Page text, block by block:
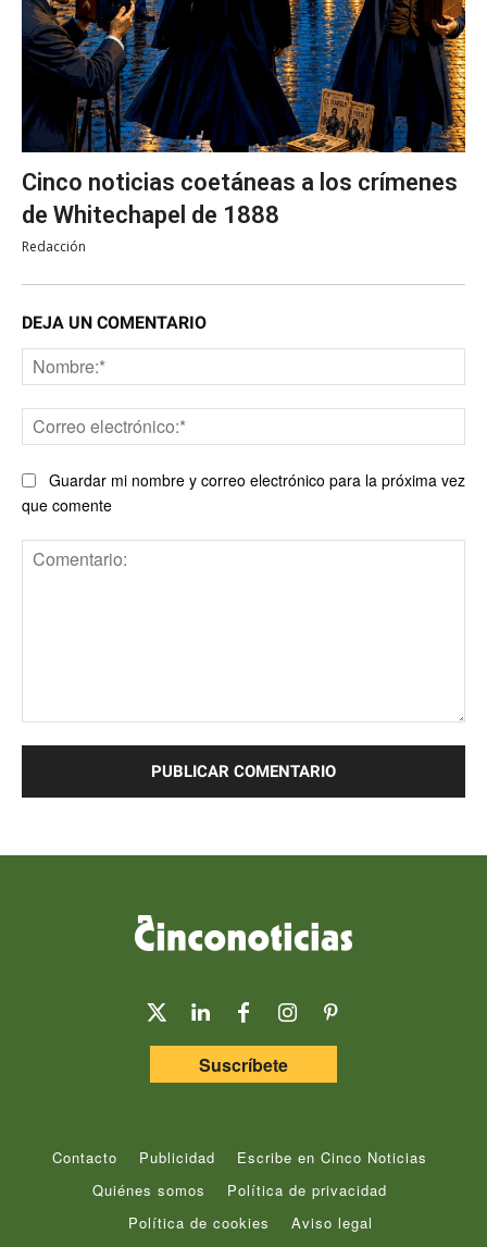
Cinco noticias coetáneas a los crímenes
de Whitechapel de 1888
Redacción
DEJA UN COMENTARIO
Guardar mi nombre y correo electrónico para la próxima vez
que comente
Suscríbete
Contacto Publicidad
Escribe en Cinco Noticias
Quiénes somos
Política de privacidad
Política de cookies
Aviso legal